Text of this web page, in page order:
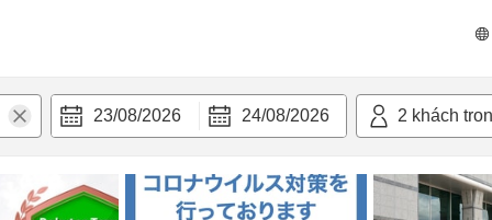
23/08/2026 24/08/2026 2 khách
nghi